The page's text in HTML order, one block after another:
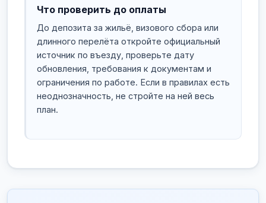
Что проверить до оплаты
До депозита за жильё, визового сбора или
длинного перелёта откройте официальный
источник по въезду, проверьте дату
обновления, требования к документам и
ограничения по работе. Если в правилах есть
неоднозначность, не стройте на ней весь
план.